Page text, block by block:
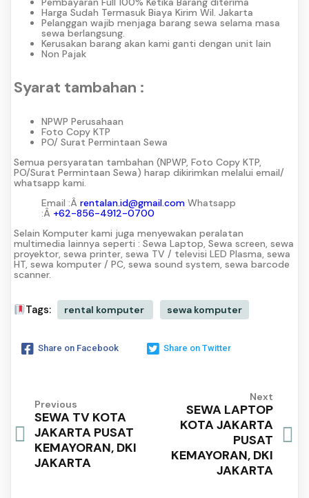
Harga Sudah Termasuk Biaya Kirim Wil. Jakarta
Pelanggan wajib menjaga barang sewa selama masa
sewa berlangsung.
Kerusakan barang akan kami ganti dengan unit lain
Non Pajak
Syarat tambahan :
NPWP Perusahaan
Foto Copy KTP
PO/ Surat Permintaan Sewa
Semua persyaratan tambahan (NPWP, Foto Copy KTP,
PO/Surat Permintaan Sewa) harap dikirimkan melalui email/
whatsapp kami.
Email :Â rentalan.id@gmail.com Whatsapp
:Â +62-856-4912-0700
Selain Komputer kami juga menyewakan peralatan
multimedia lainnya seperti : Sewa Laptop, Sewa screen, sewa
proyektor, sewa printer, sewa TV / televisi LED Plasma, sewa
HT, sewa komputer / PC, sewa sound system, sewa barcode
scanner.
Tags: rental komputer sewa komputer
Share on Facebook Share on Twitter
Previous
SEWA TV KOTA
JAKARTA PUSAT
KEMAYORAN, DKI
JAKARTA
Next
SEWA LAPTOP
KOTA JAKARTA
PUSAT
KEMAYORAN, DKI
JAKARTA